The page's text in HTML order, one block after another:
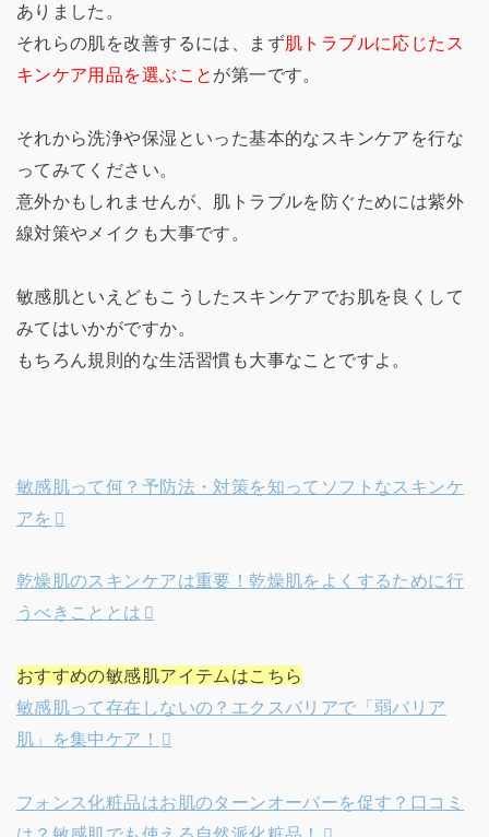
ありました。
それらの肌を改善するには、まず肌トラブルに応じたス
キンケア用品を選ぶこと が第一です。
それから洗浄や保湿といった基本的なスキンケアを行な
ってみてください。
意外かもしれませんが、肌トラブルを防ぐためには紫外
線対策やメイクも大事です。
敏感肌といえどもこうしたスキンケアでお肌を良くして
みてはいかがですか。
もちろん規則的な生活習慣も大事なことですよ。
敏感肌って何？予防法・対策を知ってソフトなスキンケ
アを
乾燥肌のスキンケアは重要！乾燥肌をよくするために行
うべきこととは
おすすめの敏感肌アイテムはこちら
敏感肌って存在しないの？エクスバリアで「弱バリア
肌」を集中ケア！
フォンス化粧品はお肌のターンオーバーを促す？口コミ